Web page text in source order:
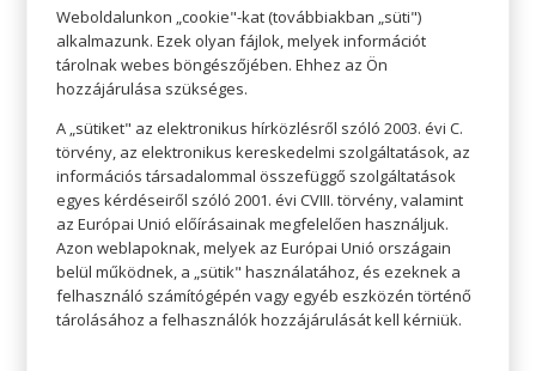
Total Dental
Szerző:Tompe Kristóf|febr 10, 2025
Total Dental Nyitvatartás  Hétfő – péntek 09:00-17:00
 Szombat 09:00-17:00  Vasárnap Zárva Kapcsolat 
+36 99 505 898  +36 99 505 899 
info@zahnarztinsopron.hu 
total@totalbeautycenter.hu  Weboldal Az üzletről
Total Denthal Fogászati Klinika teljeskörű...
Weboldalunkon „cookie"-kat (továbbiakban „süti")
alkalmazunk. Ezek olyan fájlok, melyek információt
tárolnak webes böngészőjében. Ehhez az Ön
hozzájárulása szükséges.
A „sütiket" az elektronikus hírközlésről szóló 2003. évi C.
törvény, az elektronikus kereskedelmi szolgáltatások, az
információs társadalommal összefüggő szolgáltatások
egyes kérdéseiről szóló 2001. évi CVIII. törvény, valamint
az Európai Unió előírásainak megfelelően használjuk.
Azon weblapoknak, melyek az Európai Unió országain
belül működnek, a „sütik" használatához, és ezeknek a
felhasználó számítógépén vagy egyéb eszközén történő
tárolásához a felhasználók hozzájárulását kell kérniük.